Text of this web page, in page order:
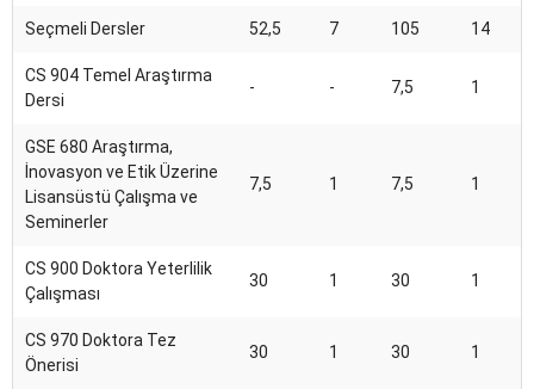
Seçmeli Dersler 52,5 7 105 14
CS 904 Temel Araştırma
Dersi
- - 7,5 1
GSE 680 Araştırma,
İnovasyon ve Etik Üzerine
Lisansüstü Çalışma ve
Seminerler
7,5 1 7,5 1
CS 900 Doktora Yeterlilik
Çalışması
30 1 30 1
CS 970 Doktora Tez
Önerisi
30 1 30 1